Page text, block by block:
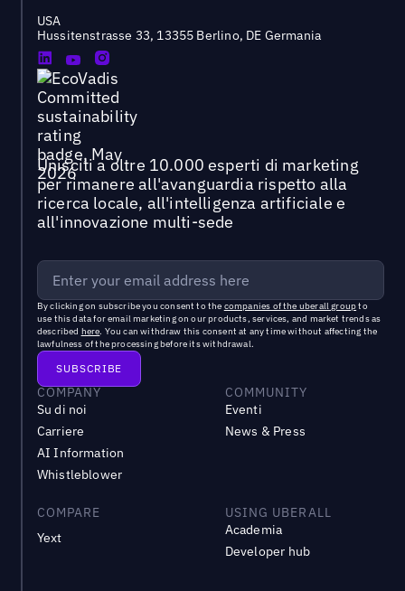
USA
Hussitenstrasse 33, 13355 Berlino, DE Germania
Unisciti a oltre 10.000 esperti di marketing
per rimanere all'avanguardia rispetto alla
ricerca locale, all'intelligenza artificiale e
all'innovazione multi-sede
By clicking on subscribe you consent to the companies of the uberall groupto
use this data for email marketing on our products, services, and market trends as
described here. You can withdraw this consent at any time without affecting the
lawfulness of the processing before its withdrawal.
COMPANY
Su di noi
Carriere
AI Information
Whistleblower
COMMUNITY
Eventi
News & Press
COMPARE
Yext
USING UBERALL
Academia
Developer hub